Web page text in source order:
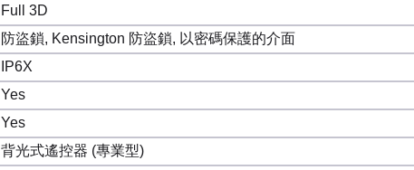
Full 3D
防盜鎖, Kensington 防盜鎖, 以密碼保護的介面
IP6X
Yes
Yes
背光式遙控器 (專業型)